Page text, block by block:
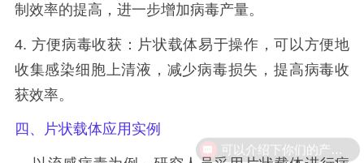
制效率的提高，进一步增加病毒产量。
4. 方便病毒收获：片状载体易于操作，可以方便地
收集感染细胞上清液，减少病毒损失，提高病毒收
获效率。
四、片状载体应用实例